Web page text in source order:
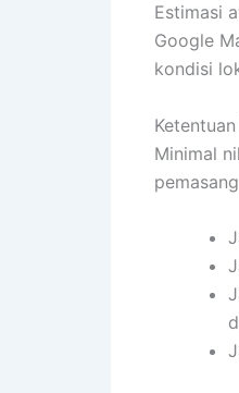
Estimasi
Google
kondisi
Minimal